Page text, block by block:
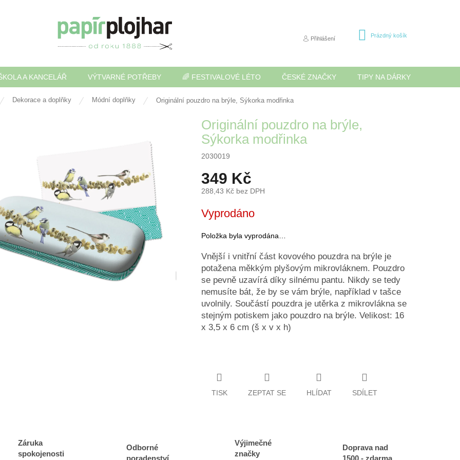
Přihlášení
NÁKUPNÍ
Prázdný košík
A KANCELÁŘ VÝTVARNÉ POTŘEBY 🌈 FESTIVALOVÉ LÉTO ČESKÉ ZNAČKY TIPY NA DÁRKY
Dekorace a doplňky Módní doplňky Originální pouzdro na brýle, Sýkorka modřinka
Originální pouzdro na brýle,
Sýkorka modřinka
2030019
349 Kč
288,43 Kč bez DPH
cena:
Vyprodáno
Položka byla vyprodána…
Vnější i vnitřní část kovového pouzdra na brýle je
potažena měkkým plyšovým mikrovláknem. Pouzdro
se pevně uzavírá díky silnému pantu. Nikdy se tedy
nemusíte bát, že by se vám brýle, například v tašce
uvolnily. Součástí pouzdra je utěrka z mikrovlákna se
stejným potiskem jako pouzdro na brýle. Velikost: 16
x 3,5 x 6 cm (š x v x h)
TISK ZEPTAT SE HLÍDAT SDÍLET
Záruka
spokojenosti
Odborné
Výjimečné
značky
Doprava nad